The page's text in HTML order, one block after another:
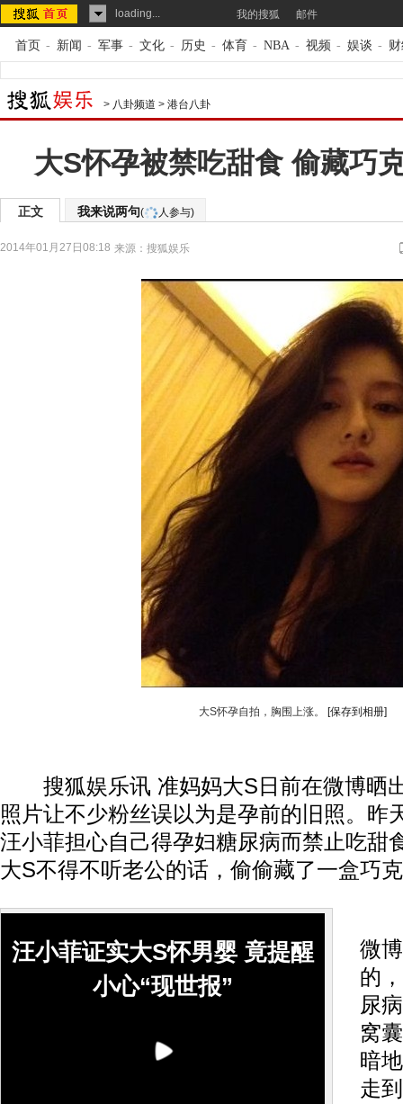
loading... 我的搜狐 邮件
首页 - 新闻 - 军事 - 文化 - 历史 - 体育 - NBA - 视频 - 娱谈 -
> 八卦频道 > 港台八卦
大S怀孕被禁吃甜食 偷藏巧
正文 我来说两句( 人参与)
2014年01月27日08:18 来源： 搜狐娱乐
大S怀孕自拍，胸围上涨。 [保存到相册]
搜狐娱乐讯 准妈妈大S日前在微博晒
照片让不少粉丝误以为是孕前的旧照。昨
汪小菲担心自己得孕妇糖尿病而禁止吃甜
大S不得不听老公的话，偷偷藏了一盒巧
汪小菲证实大S怀男婴 竟提醒
小心“现世报”
微
的
尿
窝
暗
走